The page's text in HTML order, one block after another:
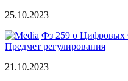
25.10.2023
Фз 259 о Цифровых
Предмет регулирования
21.10.2023